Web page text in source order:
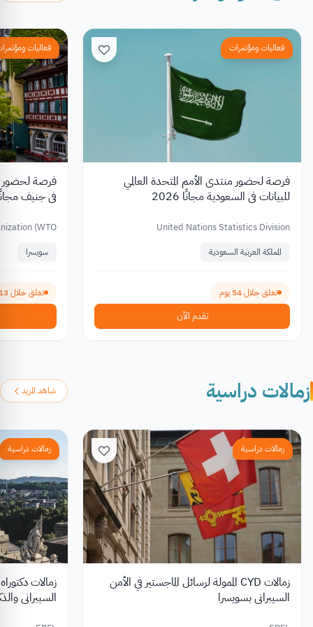
فعاليات ومؤتمرات
فرصة لحضور منتدى الأمم المتحدة العالمي
للبيانات في السعودية مجانًا 2026
United Nations Statistics Division
المملكة العربية السعودية
تغلق خلال 54 يوم
تقدم الآن
فعاليات
فرصة لحضور
في جنيف مجانًا
(WTO)
سويسرا
تغلق خلال 13 يوم
زمالات دراسية شاهد المزيد
زمالات دراسية
زمالات CYD الممولة لرسائل الماجستير في الأمن
السيبراني بسويسرا
زمالات دراسية
زمالات
السيبراني